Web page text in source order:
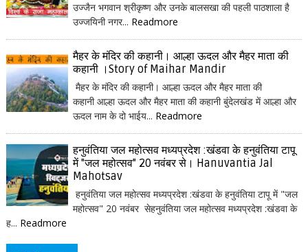
उज्जैन भगवान श्रीकृष्ण और उनके बालसखा की पहली पाठशाला है
उज्जयिनी नगर... Readmore
मैहर के मंदिर की कहानी। आल्हा ऊदल और मैहर माता की
कहानी ।Story of Maihar Mandir
मैहर के मंदिर की कहानी। आल्हा ऊदल और मैहर माता की
कहानी आल्हा ऊदल और मैहर माता की कहानी बुंदेलखंड में आल्हा और
ऊदल नाम के दो भाईय... Readmore
हनुवंतिया जल महोत्सव मध्यप्रदेश :खंडवा के हनुवंतिया टापू
में "जल महोत्सव" 20 नवंबर से। Hanuvantia Jal
Mahotsav
हनुवंतिया जल महोत्सव मध्यप्रदेश :खंडवा के हनुवंतिया टापू में "जल
महोत्सव" 20 नवंबर सेहनुवंतिया जल महोत्सव मध्यप्रदेश :खंडवा के
ह... Readmore